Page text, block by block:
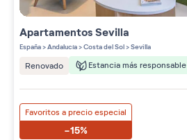
ApartamentosSevilla
España>Andalucía>Costa del Sol>Sevilla
Renovado Estancia más responsable
Favoritos a precio especial
-15%